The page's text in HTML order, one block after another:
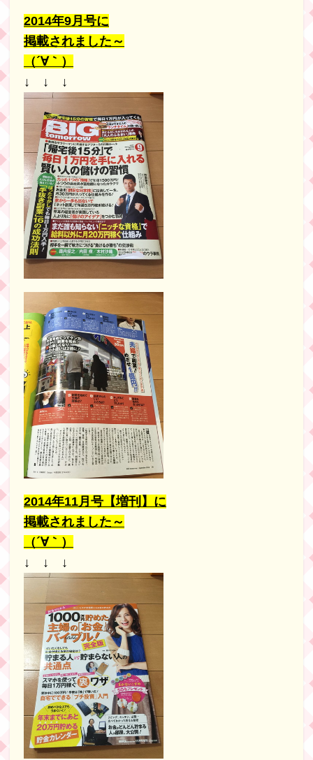
2014年9月号に
掲載されました～
（´∀｀）
↓ ↓ ↓
2014年11月号【増刊】に
掲載されました～
（´∀｀）
↓ ↓ ↓